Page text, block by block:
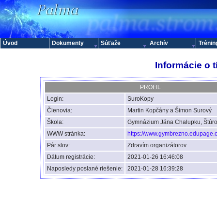
Informácie o
PROFIL
Login:
SuroKopy
Členovia:
Martin Kopčány a Šimon Surový
Škola:
Gymnázium Jána Chalupku,
WWW stránka:
https://
Pár slov:
Zdravím organizátorov.
Dátum registrácie:
2021-01-26 16:46:08
Naposledy poslané riešenie:
2021-01-28 16:39:28
Úvod Dokumenty Súťaže Archív